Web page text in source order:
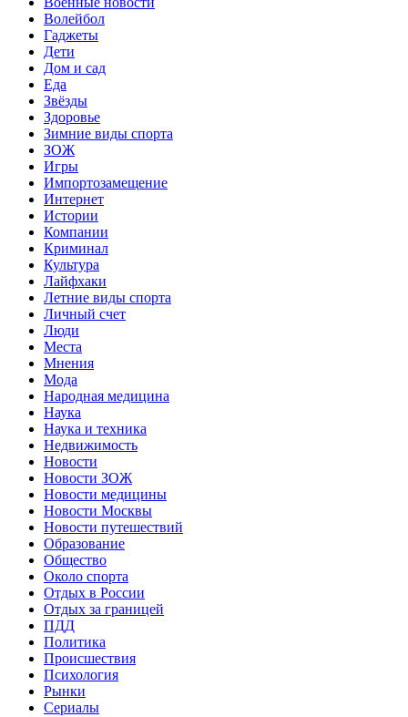
Волейбол
Гаджеты
Дети
Дом и сад
Еда
Звёзды
Здоровье
Зимние виды спорта
ЗОЖ
Игры
Импортозамещение
Интернет
Истории
Компании
Криминал
Культура
Лайфхаки
Летние виды спорта
Личный счет
Люди
Места
Мнения
Мода
Народная медицина
Наука
Наука и техника
Недвижимость
Новости
Новости ЗОЖ
Новости медицины
Новости Москвы
Новости путешествий
Образование
Общество
Около спорта
Отдых в России
Отдых за границей
ПДД
Политика
Происшествия
Психология
Рынки
Сериалы